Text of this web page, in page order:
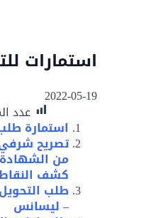
استمارات
2022-05-19
عدد
استمارة
تصريح شرفي
من
كشف
طلب
– ليسانس